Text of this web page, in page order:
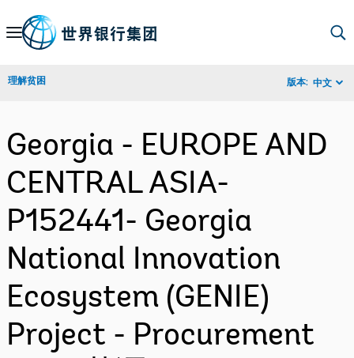
Skip
Navigation
理解贫困 版本: 中文
Georgia - EUROPE AND
CENTRAL ASIA-
P152441- Georgia
National Innovation
Ecosystem (GENIE)
Project - Procurement